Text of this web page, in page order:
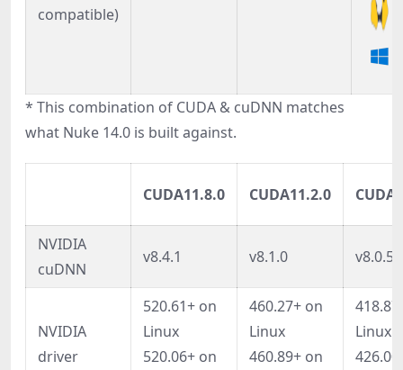
compatible)
* This combination of CUDA & cuDNN matches
what Nuke 14.0 is built against.
CUDA11.8.0 CUDA11.2.0
NVIDIA
cuDNN
v8.4.1 v8.1.0 v8.0.5*
NVIDIA
driver
520.61+ on
Linux
520.06+ on
460.27+ on
Linux
460.89+ on
Linux